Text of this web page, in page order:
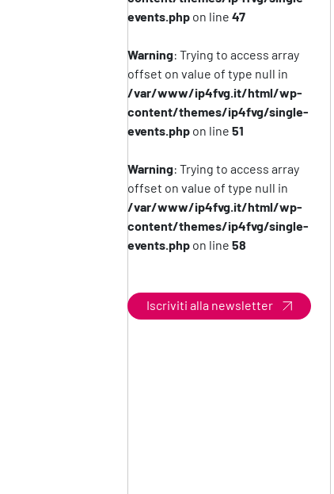
events.php on line47
Warning: Trying to access array
offset on value of type null in
/var/www/ip4fvg.it/html/wp-
content/themes/ip4fvg/single-
events.php on line51
Warning: Trying to access array
offset on value of type null in
/var/www/ip4fvg.it/html/wp-
content/themes/ip4fvg/single-
events.php on line58
Iscriviti alla newsletter